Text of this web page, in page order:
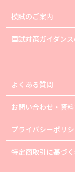
模試のご案内
国試対策ガイダン
よくある質問
お問い合わせ・資
プライバシーポリシ
特定商取引に基づ